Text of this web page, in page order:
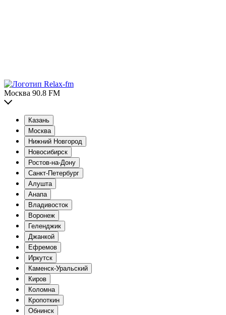
Москва 90.8 FM
Казань
Москва
Нижний Новгород
Новосибирск
Ростов-на-Дону
Санкт-Петербург
Алушта
Анапа
Владивосток
Воронеж
Геленджик
Джанкой
Ефремов
Иркутск
Каменск-Уральский
Киров
Коломна
Кропоткин
Обнинск